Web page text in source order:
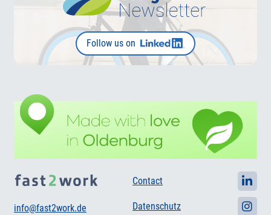
Follow us on
info@fast2work.de
Contact
Datenschutz